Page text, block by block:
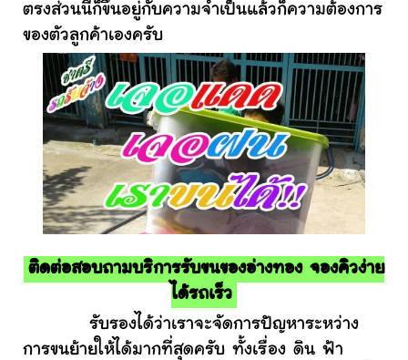
ตรงส่วนนี้ก็ขึ้นอยู่กับความจำเป็นแล้วก็ความต้องการ
ของตัวลูกค้าเองครับ
ติดต่อสอบถามบริการรับขนของอ่างทอง จองคิวง่าย
ได้รถเร็ว
รับรองได้ว่าเราจะจัดการปัญหาระหว่าง
การขนย้ายให้ได้มากที่สุดครับ ทั้งเรื่อง ดิน ฟ้า